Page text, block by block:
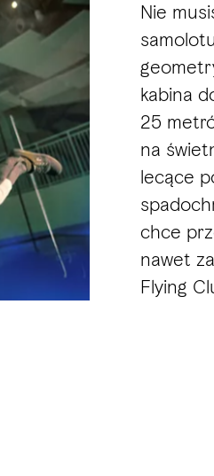
Nie
kabina
25
na
lecące
chce
nawet
Flying